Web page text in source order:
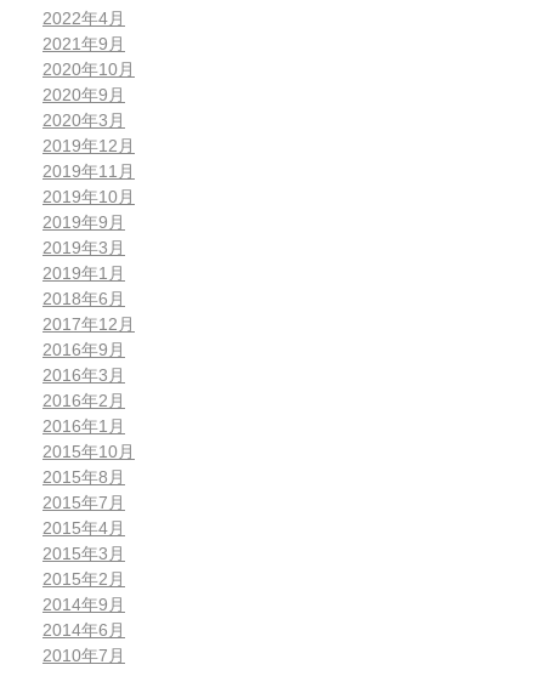
2022年4月
2021年9月
2020年10月
2020年9月
2020年3月
2019年12月
2019年11月
2019年10月
2019年9月
2019年3月
2019年1月
2018年6月
2017年12月
2016年9月
2016年3月
2016年2月
2016年1月
2015年10月
2015年8月
2015年7月
2015年4月
2015年3月
2015年2月
2014年9月
2014年6月
2010年7月